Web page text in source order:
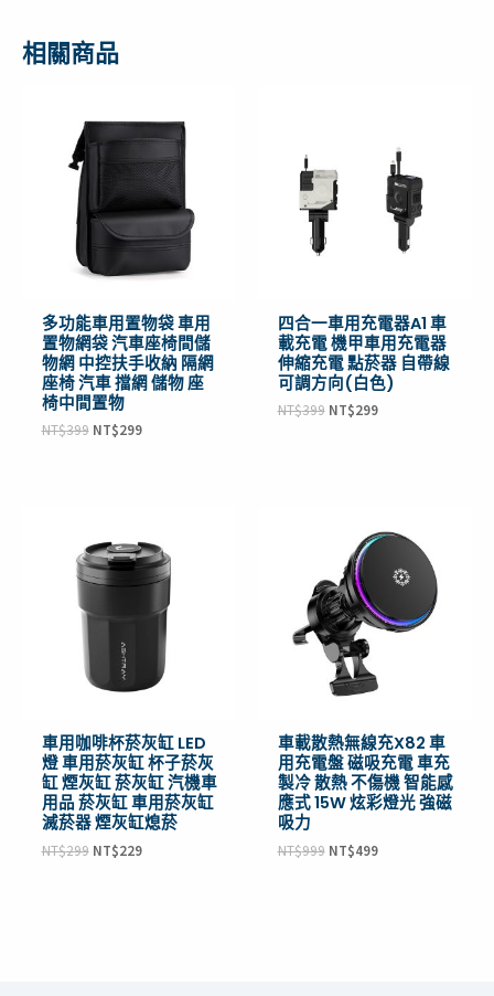
相關商品
多功能車用置物袋 車用
置物網袋 汽車座椅間儲
物網 中控扶手收納 隔網
座椅 汽車 擋網 儲物 座
椅中間置物
NT$399
格：
NT$399。
NT$299
NT$299。
四合一車用充電器A1 車
載充電 機甲車用充電器
伸縮充電 點菸器 自帶線
可調方向(白色)
NT$399
NT$399。
NT$299
格：
NT$299。
車用咖啡杯菸灰缸 LED
燈 車用菸灰缸 杯子菸灰
缸 煙灰缸 菸灰缸 汽機車
用品 菸灰缸 車用菸灰缸
滅菸器 煙灰缸熄菸
NT$299
價
格：
NT$299。
NT$229
價
格：
NT$229。
車載散熱無線充X82 車
用充電盤 磁吸充電 車充
製冷 散熱 不傷機 智能感
應式 15W 炫彩燈光 強磁
吸力
NT$999
格：
NT$999。
NT$499
前
格：
NT$499。